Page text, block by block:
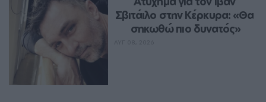
Σβιτάιλο στην Κέρκυρα: «Θα
σηκωθώ πιο δυνατός»